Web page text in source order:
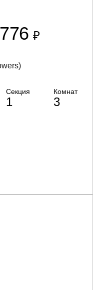
₽
Секция
1
Комнат
3